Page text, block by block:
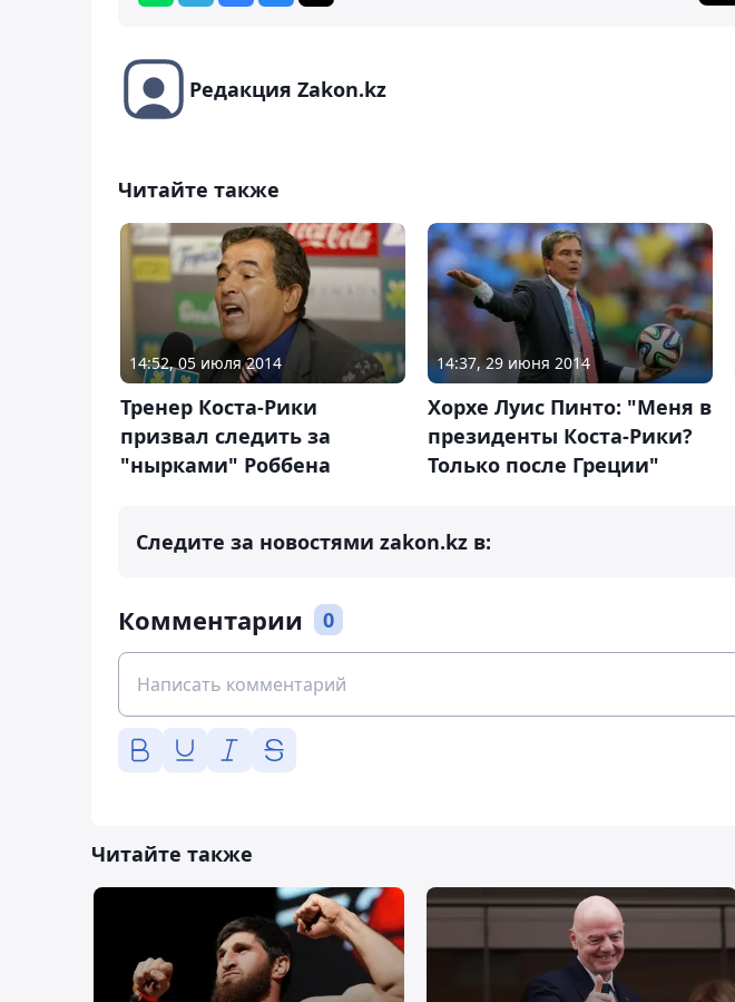
Редакция Zakon.kz
Читайте также
14:52, 05 июля 2014
Тренер Коста-Рики
призвал следить за
"нырками" Роббена
14:37, 29 июня 2014
Хорхе Луис Пинто: "Меня в
президенты Коста-Рики?
Только после Греции"
Следите за новостями zakon.kz в:
Комментарии 0
Читайте также